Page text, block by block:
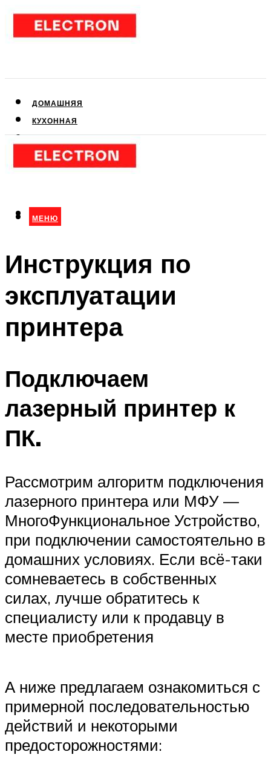
ДОМАШНЯЯ
КУХОННАЯ
КЛИМАТИЧЕСКАЯ
МЕНЮ
МЕНЮ
Инструкция по
эксплуатации
принтера
Подключаем
лазерный принтер к
ПК.
Рассмотрим алгоритм подключения
лазерного принтера или МФУ —
МногоФункциональное Устройство,
при подключении самостоятельно в
домашних условиях. Если всё-таки
сомневаетесь в собственных
силах, лучше обратитесь к
специалисту или к продавцу в
месте приобретения
А ниже предлагаем ознакомиться с
примерной последовательностью
действий и некоторыми
предосторожностями: